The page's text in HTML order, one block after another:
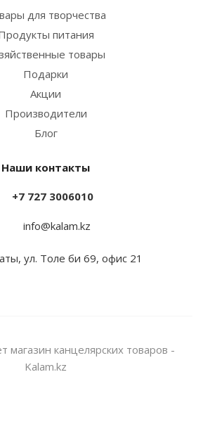
для творчества
питания
товары
Подарки
Акции
Производители
Блог
Наши контакты
+7 727 3006010
info@kalam.kz
ул. Толе би 69, офис 21
магазин канцелярских товаров -
Kalam.kz